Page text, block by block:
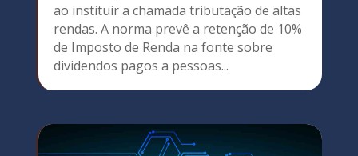
ao instituir a chamada tributação de altas
rendas. A norma prevê a retenção de 10%
de Imposto de Renda na fonte sobre
dividendos pagos a pessoas...